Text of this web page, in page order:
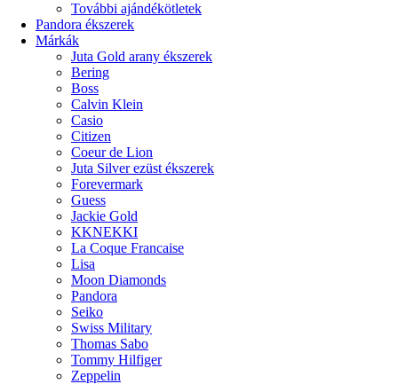
További ajándékötletek
Pandora ékszerek
Márkák
Juta Gold arany ékszerek
Bering
Boss
Calvin Klein
Casio
Citizen
Coeur de Lion
Juta Silver ezüst ékszerek
Forevermark
Guess
Jackie Gold
KKNEKKI
La Coque Francaise
Lisa
Moon Diamonds
Pandora
Seiko
Swiss Military
Thomas Sabo
Tommy Hilfiger
Zeppelin